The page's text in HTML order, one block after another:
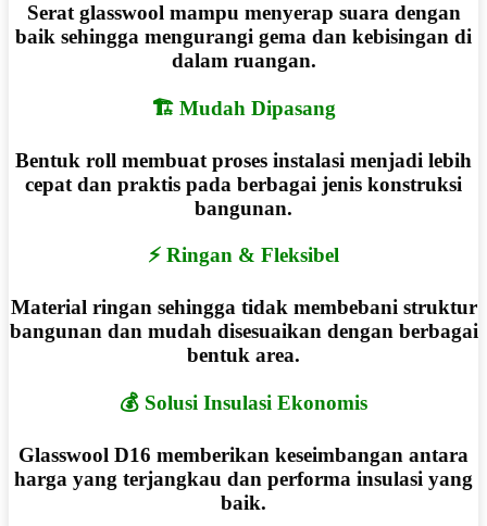
Serat glasswool mampu menyerap suara dengan
baik sehingga mengurangi gema dan kebisingan di
dalam ruangan.
🏗 Mudah Dipasang
Bentuk roll membuat proses instalasi menjadi lebih
cepat dan praktis pada berbagai jenis konstruksi
bangunan.
⚡ Ringan & Fleksibel
Material ringan sehingga tidak membebani struktur
bangunan dan mudah disesuaikan dengan berbagai
bentuk area.
💰 Solusi Insulasi Ekonomis
Glasswool D16 memberikan keseimbangan antara
harga yang terjangkau dan performa insulasi yang
baik.